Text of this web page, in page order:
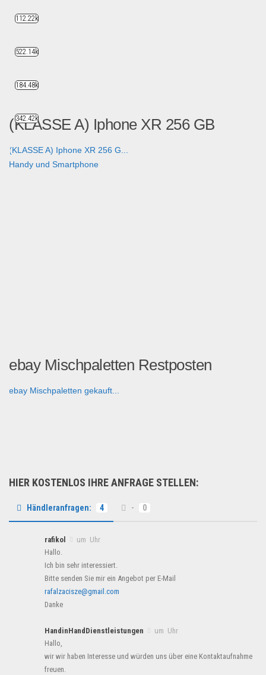
(KLASSE A) Iphone XR 256 GB
(KLASSE A) Iphone XR 256 G...
Handy und Smartphone
ebay Mischpaletten Restposten
ebay Mischpaletten gekauft...
HIER KOSTENLOS IHRE ANFRAGE STELLEN:
Händleranfragen: 4 - 0
rafikol
um Uhr
Hallo.
Ich bin sehr interessiert.
Bitte senden Sie mir ein Angebot per E-Mail
rafalzacisze@gmail.com
Danke
HandinHandDienstleistungen
um Uhr
Hallo,
wir wir haben Interesse und würden uns über eine Kontaktaufnahme
freuen.
112.22k
522.14k
184.48k
342.42k